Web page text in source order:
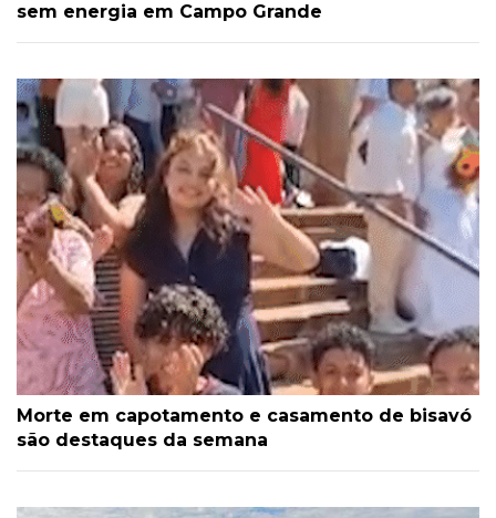
sem energia em Campo Grande
Morte em capotamento e casamento de bisavó
são destaques da semana